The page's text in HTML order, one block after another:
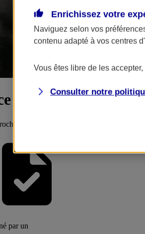
collective
protégés en cas d'aléas grave
par un
Enrichissez votre
Naviguez selon vos
contenu adapté à vos centres
Vous êtes libre de les
Consulter notre